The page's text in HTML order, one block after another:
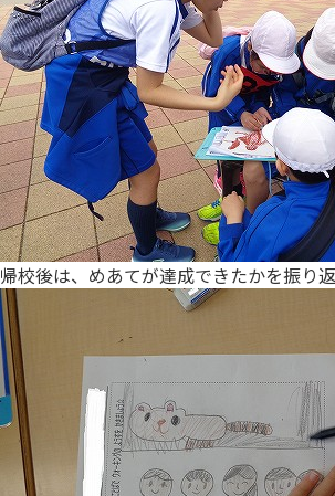
帰校後は、めあてが達成できたかを振り